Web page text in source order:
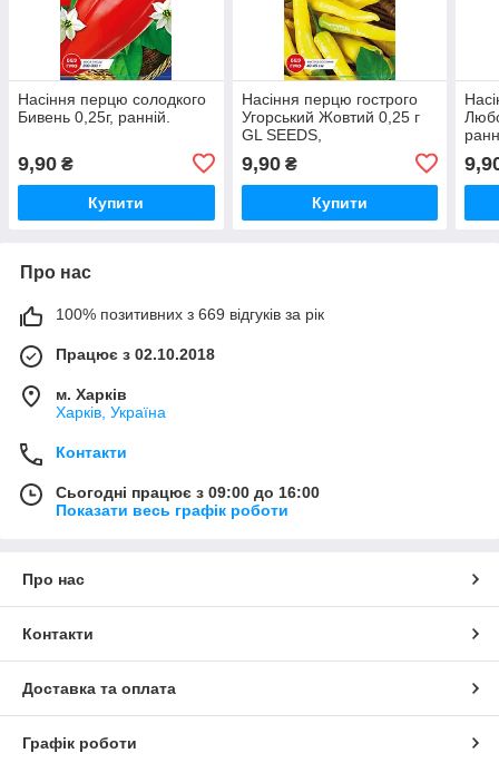
Насіння перцю солодкого
Бивень 0,25г, ранній.
9,90 ₴
Купити
Насіння перцю гострого
Угорський Жовтий 0,25 г
GL SEEDS,
9,90₴
Купити
Про нас
100% позитивних з 669 відгуків за рік
Працює з 02.10.2018
м. Харків
Харків, Україна
Контакти
Сьогодні працює з 09:00 до 16:00
Показати весь графік роботи
Про нас
Контакти
Доставка та оплата
Графік роботи